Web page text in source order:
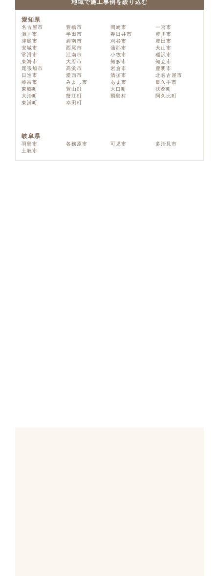
地域で施工事例を絞り込む
愛知県
名古屋市 豊橋市 岡崎市
一宮市
瀬戸市
半田市 春日井市
豊川市
津島市
碧南市 刈谷市
豊田市
安城市
西尾市 蒲郡市
犬山市
常滑市
江南市 小牧市
稲沢市
東海市
大府市 知多市
知立市
尾張旭市
高浜市 岩倉市
豊明市
日進市
愛西市 清須市
北名古屋市
弥富市
みよし市 あま市
長久手市
東郷町
豊山町 大口町
扶桑町
大治町
蟹江町 飛島村
阿久比町
東浦町
幸田町
岐阜県
羽島市 各務原市 可児市
多治見市
土岐市